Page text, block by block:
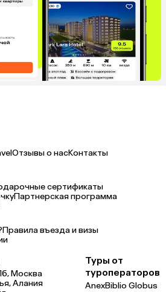
Отзывы о насКонтакты
сертификаты
Партнерская программа
Правила въезда и визы
Москва
Алания
Туры от
туроператоров
AnexBiblio Globus